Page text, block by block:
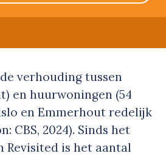
verhouding tussen
en huurwoningen (54
en Emmerhout redelijk
CBS, 2024). Sinds het
Revisited is het aantal